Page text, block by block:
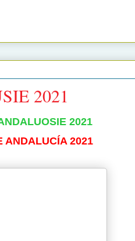
2021
2021
ANDALUCÍA 2021